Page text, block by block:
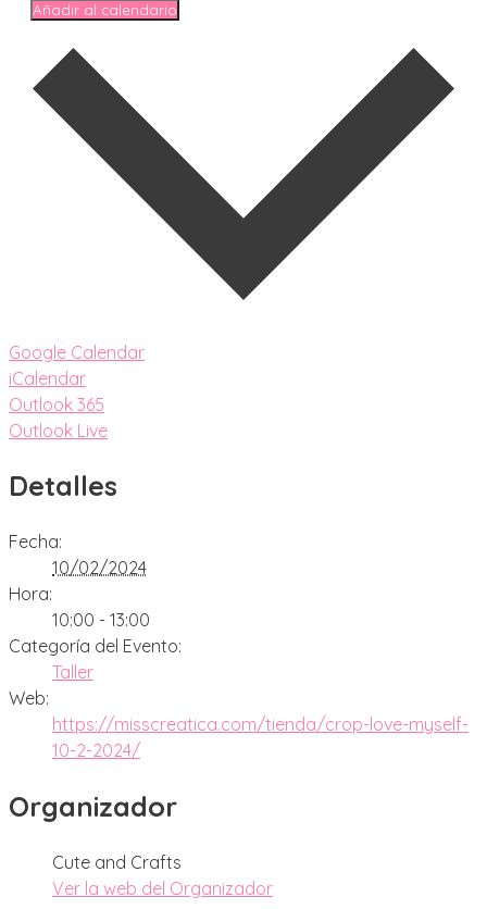
Añadir al calendario
Google Calendar
iCalendar
Outlook 365
Outlook Live
Detalles
Fecha:
10/02/2024
Hora:
10:00 - 13:00
Categoría del Evento:
Taller
Web:
https://misscreatica.com/tienda/crop-love-myself-
10-2-2024/
Organizador
Cute and Crafts
Ver la web del Organizador